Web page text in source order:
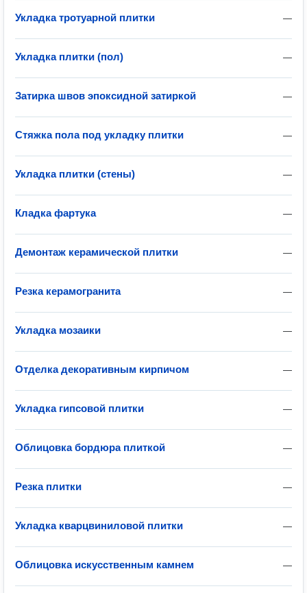
—
Укладка тротуарной плитки
—
Укладка плитки (пол)
—
Затирка швов эпоксидной затиркой
—
Стяжка пола под укладку плитки
—
Укладка плитки (стены)
—
Кладка фартука
—
Демонтаж керамической плитки
—
Резка керамогранита
—
Укладка мозаики
—
Отделка декоративным кирпичом
—
Укладка гипсовой плитки
—
Облицовка бордюра плиткой
—
Резка плитки
—
Укладка кварцвиниловой плитки
—
Облицовка искусственным камнем